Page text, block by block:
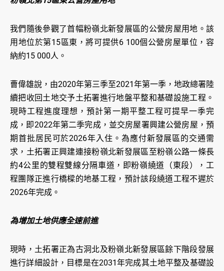
我們隨後參觀了首幅粉嶺北新發展區的公營房屋用地。該
用地位於第15區東，將可提供6 100個公營房屋單位，容
納約15 000人。
曹偉雄說，由2020年第三季至2021年第一季，地政總署陸
續把收回土地交予土拓署進行地盤平整和基礎設施工程。
現時工程進度理想，預計第一期平整工程可提早一季完
成，即2022年第二季完成，並交房屋署興建公營房屋，預
期首批居民可於2026年入住。為應付新發展區的交通需
求，土拓署正興建連接粉嶺北新發展區至粉嶺公路一條長
約4公里的雙程雙線分隔車道，即粉嶺繞道（東段），工
程團隊正進行橋樑的地基工程，預計該段繞道工程不遲於
2026年完成。
為增加土地供應全速前進
現時，土拓署正為古洞北及粉嶺北新發展區餘下階段發展
進行詳細設計，目標是在2031年完成其土地平整及基礎設